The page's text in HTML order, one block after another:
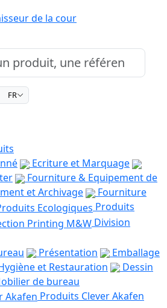
FR
Ecriture et Marquage
Fourniture & Equipement de
et Archivage
Fourniture
Produits
Division
Présentation
Emballage
et Restauration
Dessin
de bureau
Produits Clever Akafen